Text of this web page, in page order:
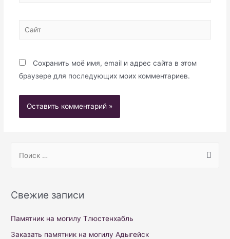
Сайт
Сохранить моё имя, email и адрес сайта в этом
браузере для последующих моих комментариев.
r
h
f
Свежие записи
Памятник на могилу Тлюстенхабль
Заказать памятник на могилу Адыгейск